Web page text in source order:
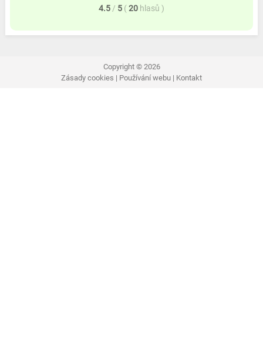
4.5 / 5 (20 hlasů )
Copyright © 2026
Zásady cookies | Používání webu | Kontakt